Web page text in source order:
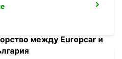
между Europcar и